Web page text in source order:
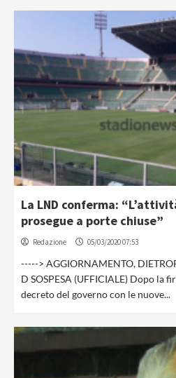
La LND conferma:
prosegue a porte chiuse”
Redazione 05/03/2020 07:53
-----> AGGIORNAMENTO,
D SOSPESA (UFFICIALE) Dopo la
decreto del governo con le nuove...